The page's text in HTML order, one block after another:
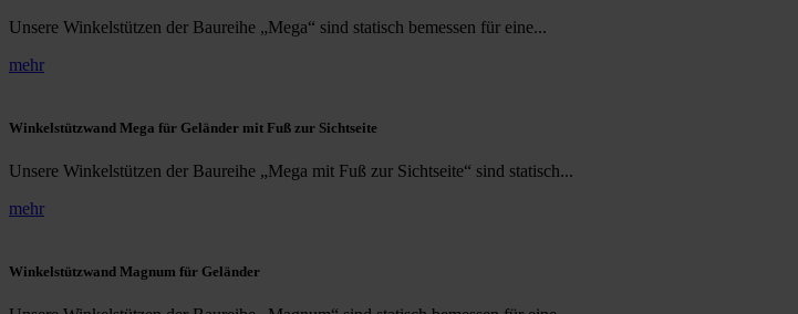
Unsere Winkelstützen der Baureihe „Mega“ sind statisch bemessen für eine...
mehr
Winkelstützwand Mega für Geländer mit Fuß zur Sichtseite
Unsere Winkelstützen der Baureihe „Mega mit Fuß zur Sichtseite“ sind statisch...
mehr
Winkelstützwand Magnum für Geländer